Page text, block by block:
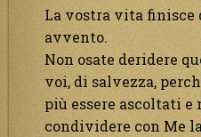
La vostra vita finisce
avvento.
Non osate deridere
voi, di salvezza,
più essere ascoltati e
condividere con Me